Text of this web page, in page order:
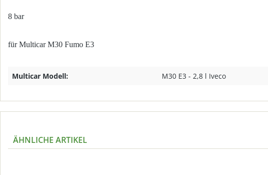
8 bar
für Multicar M30 Fumo E3
Multicar Modell: M30 E3 - 2,8 l Iveco
ÄHNLICHE ARTIKEL